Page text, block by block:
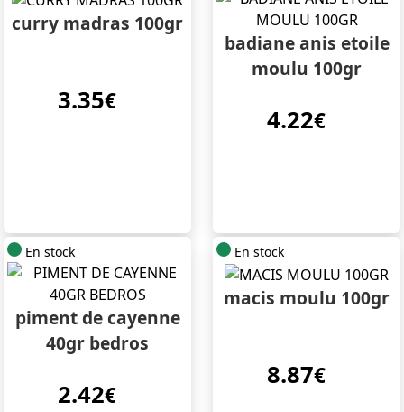
curry madras 100gr
3.35€
badiane anis etoile
moulu 100gr
4.22€
En stock
piment de cayenne
40gr bedros
2.42€
En stock
macis moulu 100gr
8.87€